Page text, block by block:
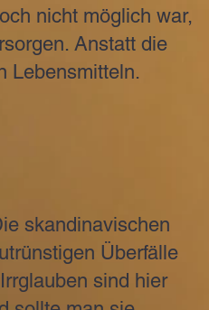
nicht möglich war,
Anstatt die
Lebensmitteln.
skandinavischen
Überfälle
sind hier